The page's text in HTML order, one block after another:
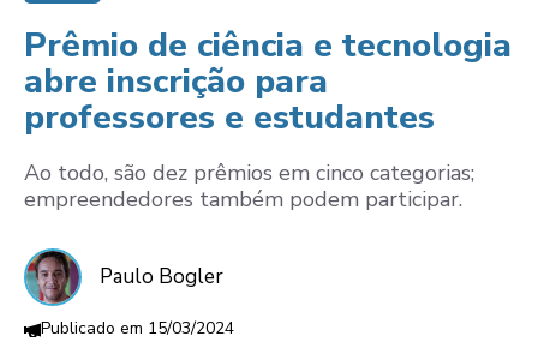
Prêmio de ciência e tecnologia
abre inscrição para
professores e estudantes
Ao todo, são dez prêmios em cinco categorias;
empreendedores também podem participar.
Paulo Bogler
15/03/2024